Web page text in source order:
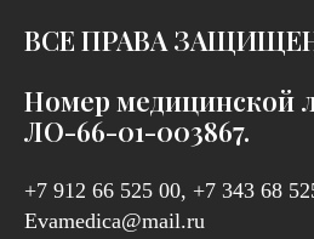
ВСЕ ПРАВА
Номер медицинской
ЛО-66-01-003867.
+7 912 66 525 00, +7 343 68
Evamedica@mail.ru